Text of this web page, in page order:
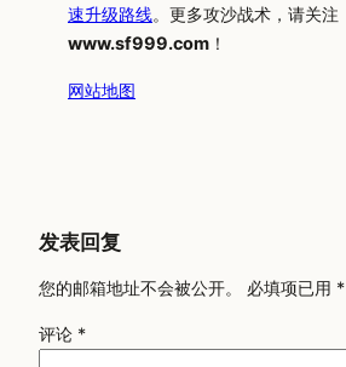
速升级路线。更多攻沙战术，请关注
www.sf999.com ！
网站地图
发表回复
您的邮箱地址不会被公开。 必填项已用 *
评论 *